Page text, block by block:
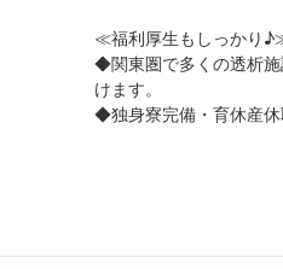
≪福利厚生もしっかり
◆関東圏で多くの透析施
けます。
◆独身寮完備・育休産